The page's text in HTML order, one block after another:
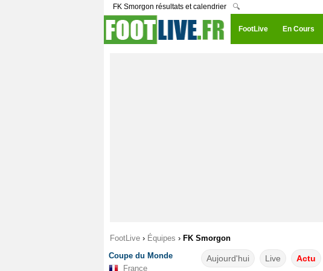
FK Smorgon résultats et calendrier 🔍
FootLive En Cours
FootLive › Équipes › FK Smorgon
Coupe du Monde
France
Aujourd'hui Live Actu